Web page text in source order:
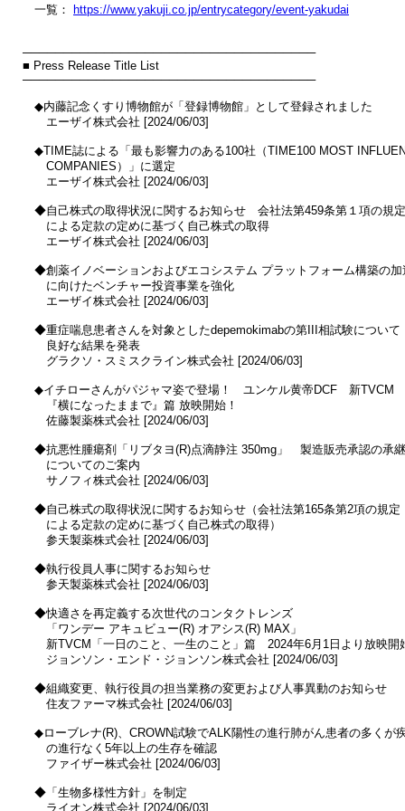
一覧： https://www.yakuji.co.jp/entrycategory/event-yakudai
────────────────────────────────────
■ Press Release Title List
────────────────────────────────────
◆内藤記念くすり博物館が「登録博物館」として登録されました
エーザイ株式会社 [2024/06/03]
◆TIME誌による「最も影響力のある100社（TIME100 MOST
COMPANIES）」に選定
エーザイ株式会社 [2024/06/03]
◆自己株式の取得状況に関するお知らせ　会社法第459条第１項の規定
による定款の定めに基づく自己株式の取得
エーザイ株式会社 [2024/06/03]
◆創薬イノベーションおよびエコシステム プラットフォーム構築の加
に向けたベンチャー投資事業を強化
エーザイ株式会社 [2024/06/03]
◆重症喘息患者さんを対象としたdepemokimabの第III相試験について
良好な結果を発表
グラクソ・スミスクライン株式会社 [2024/06/03]
◆イチローさんがパジャマ姿で登場！　ユンケル黄帝DCF　新TVCM
『横になったままで』篇 放映開始！
佐藤製薬株式会社 [2024/06/03]
◆抗悪性腫瘍剤「リブタヨ(R)点滴静注 350mg」　製造販売承認の承継
についてのご案内
サノフィ株式会社 [2024/06/03]
◆自己株式の取得状況に関するお知らせ（会社法第165条第2項の規定
による定款の定めに基づく自己株式の取得）
参天製薬株式会社 [2024/06/03]
◆執行役員人事に関するお知らせ
参天製薬株式会社 [2024/06/03]
◆快適さを再定義する次世代のコンタクトレンズ
「ワンデー アキュビュー(R) オアシス(R) MAX」
新TVCM「一日のこと、一生のこと」篇　2024年6月1日より放映開
ジョンソン・エンド・ジョンソン株式会社 [2024/06/03]
◆組織変更、執行役員の担当業務の変更および人事異動のお知らせ
住友ファーマ株式会社 [2024/06/03]
◆ローブレナ(R)、CROWN試験でALK陽性の進行肺がん患者の多くが
の進行なく5年以上の生存を確認
ファイザー株式会社 [2024/06/03]
◆「生物多様性方針」を制定
ライオン株式会社 [2024/06/03]